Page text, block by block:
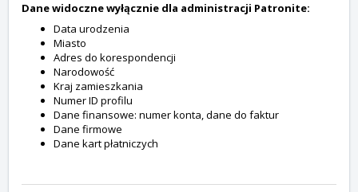
Dane widoczne wyłącznie dla administracji Patronite:
Data urodzenia
Miasto
Adres do korespondencji
Narodowość
Kraj zamieszkania
Numer ID profilu
Dane finansowe: numer konta, dane do faktur
Dane firmowe
Dane kart płatniczych